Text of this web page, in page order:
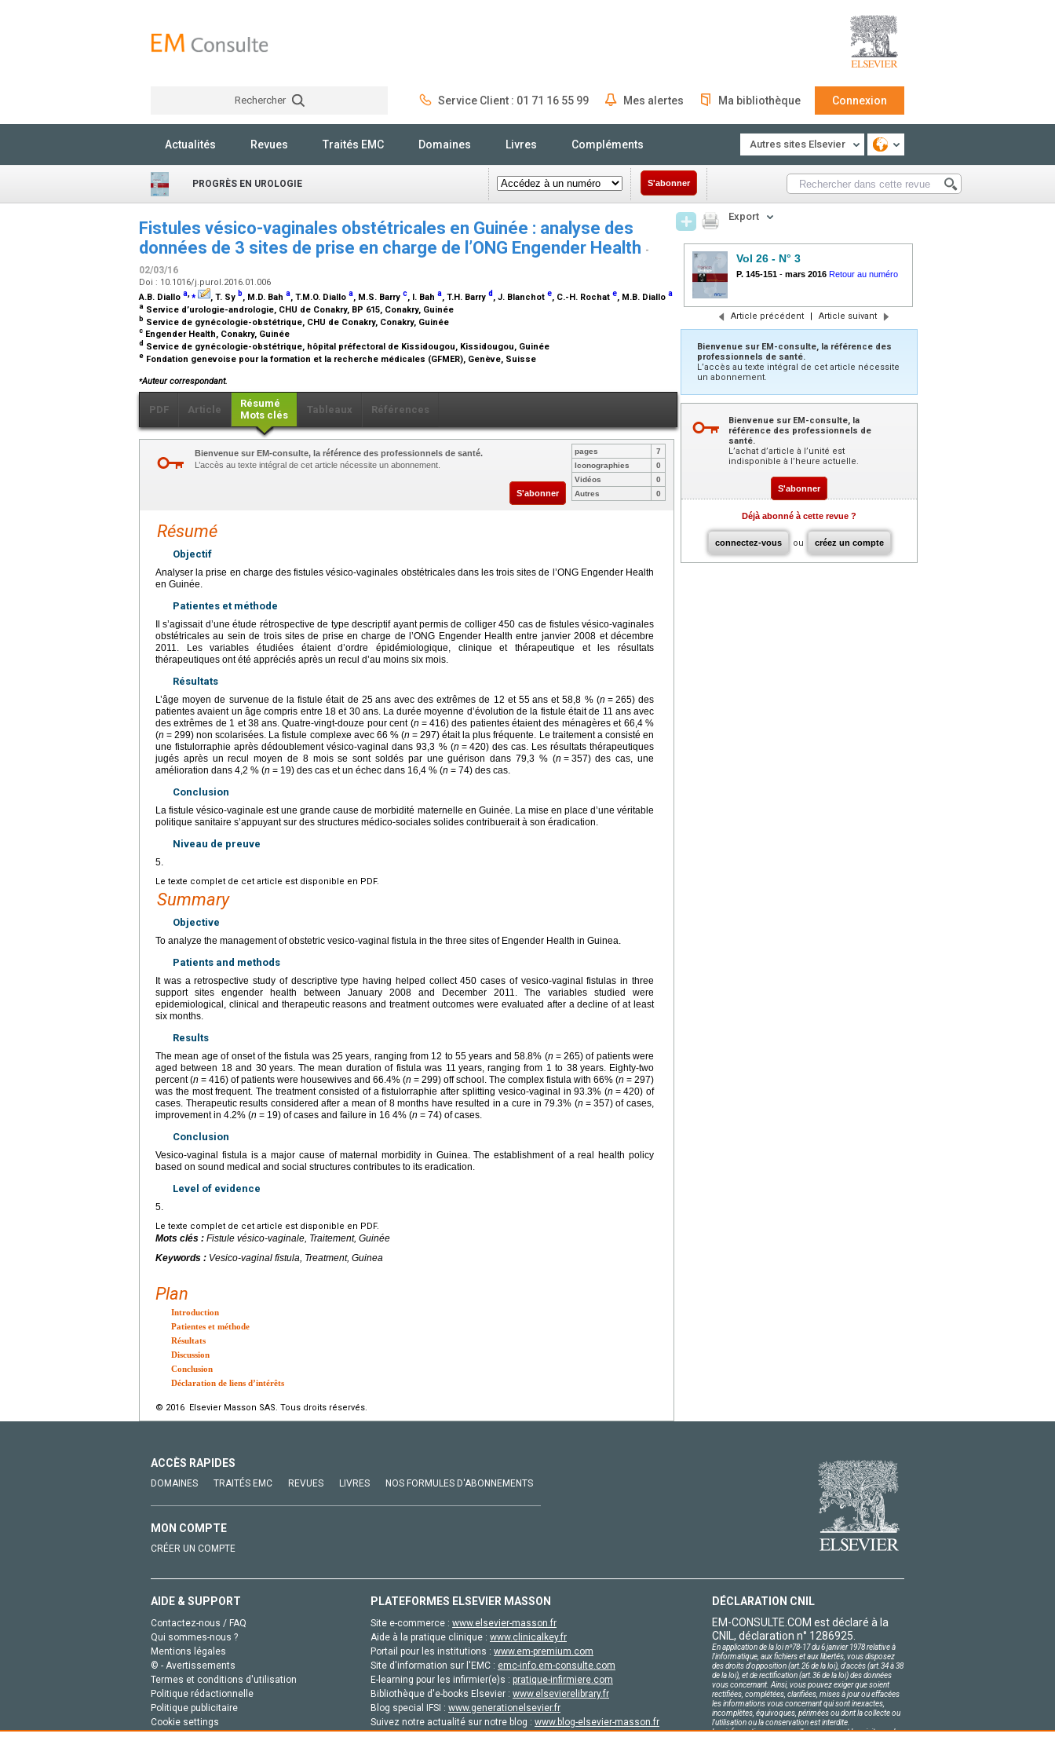
Rechercher Service Client : 01 71 16 55 99 Mes alertes Ma bibliothèque Connexion
Actualités Revues Traités EMC Domaines Livres Compléments Autres sites Elsevier
PROGRÈS EN UROLOGIE S'abonner
Fistules vésico-vaginales obstétricales en Guinée : analyse des
données de 3 sites de prise en charge de l’ONG Engender Health -
02/03/16
Doi : 10.1016/j.purol.2016.01.006
A.B. Diallo a,⁎ , T. Sy b, M.D. Bah a, T.M.O. Diallo a, M.S. Barry c, I. Bah a, T.H. Barry d , J. Blanchot e, C.-H. Rochat e, M.B. Diallo a
a Service d’urologie-andrologie, CHU de Conakry, BP 615, Conakry, Guinée
b Service de gynécologie-obstétrique, CHU de Conakry, Conakry, Guinée
c Engender Health, Conakry, Guinée
d Service de gynécologie-obstétrique, hôpital préfectoral de Kissidougou, Kissidougou, Guinée
e Fondation genevoise pour la formation et la recherche médicales (GFMER), Genève, Suisse
⁎Auteur correspondant.
PDF Article
Résumé
Mots clés
Tableaux Références
Bienvenue sur EM-consulte, la référence des professionnels de santé.
L’accès au texte intégral de cet article nécessite un abonnement.
S'abonner
pages
7
Iconographies
0
Vidéos
0
Autres
0
Résumé
Objectif
Analyser la prise en charge des fistules vésico-vaginales obstétricales dans les trois sites de l’ONG Engender Health
en Guinée.
Patientes et méthode
Il s’agissait d’une étude rétrospective de type descriptif ayant permis de colliger 450 cas de fistules vésico-vaginales
obstétricales au sein de trois sites de prise en charge de l’ONG Engender Health entre janvier 2008 et décembre
2011. Les variables étudiées étaient d’ordre épidémiologique, clinique et thérapeutique et les résultats
thérapeutiques ont été appréciés après un recul d’au moins six mois.
Résultats
L’âge moyen de survenue de la fistule était de 25 ans avec des extrêmes de 12 et 55 ans et 58,8 % (n = 265) des
patientes avaient un âge compris entre 18 et 30 ans. La durée moyenne d’évolution de la fistule était de 11 ans avec
des extrêmes de 1 et 38 ans. Quatre-vingt-douze pour cent (n = 416) des patientes étaient des ménagères et 66,4 %
(n = 299) non scolarisées. La fistule complexe avec 66 % (n = 297) était la plus fréquente. Le traitement a consisté en
une fistulorraphie après dédoublement vésico-vaginal dans 93,3 % (n = 420) des cas. Les résultats thérapeutiques
jugés après un recul moyen de 8 mois se sont soldés par une guérison dans 79,3 % (n = 357) des cas, une
amélioration dans 4,2 % (n = 19) des cas et un échec dans 16,4 % (n = 74) des cas.
Conclusion
La fistule vésico-vaginale est une grande cause de morbidité maternelle en Guinée. La mise en place d’une véritable
politique sanitaire s’appuyant sur des structures médico-sociales solides contribuerait à son éradication.
Niveau de preuve
5.
Le texte complet de cet article est disponible en PDF.
Summary
Objective
To analyze the management of obstetric vesico-vaginal fistula in the three sites of Engender Health in Guinea.
Patients and methods
It was a retrospective study of descriptive type having helped collect 450 cases of vesico-vaginal fistulas in three
support sites engender health between January 2008 and December 2011. The variables studied were
epidemiological, clinical and therapeutic reasons and treatment outcomes were evaluated after a decline of at least
six months.
Results
The mean age of onset of the fistula was 25 years, ranging from 12 to 55 years and 58.8% (n = 265) of patients were
aged between 18 and 30 years. The mean duration of fistula was 11 years, ranging from 1 to 38 years. Eighty-two
percent (n = 416) of patients were housewives and 66.4% (n = 299) off school. The complex fistula with 66% (n = 297)
was the most frequent. The treatment consisted of a fistulorraphie after splitting vesico-vaginal in 93.3% (n = 420) of
cases. Therapeutic results considered after a mean of 8 months have resulted in a cure in 79.3% (n = 357) of cases,
improvement in 4.2% (n = 19) of cases and failure in 16 4% (n = 74) of cases.
Conclusion
Vesico-vaginal fistula is a major cause of maternal morbidity in Guinea. The establishment of a real health policy
based on sound medical and social structures contributes to its eradication.
Level of evidence
5.
Le texte complet de cet article est disponible en PDF.
Mots clés : Fistule vésico-vaginale, Traitement, Guinée
Keywords : Vesico-vaginal fistula, Treatment, Guinea
Plan
Introduction
Patientes et méthode
Résultats
Discussion
Conclusion
Déclaration de liens d’intérêts
© 2016 Elsevier Masson SAS. Tous droits réservés.
Export
Vol 26 - N° 3
P. 145-151 - mars 2016 Retour au numéro
Article précédent | Article suivant
Bienvenue sur EM-consulte, la référence des
professionnels de santé.
L’accès au texte intégral de cet article nécessite
un abonnement.
Bienvenue sur EM-consulte, la
référence des professionnels de
santé.
L’achat d’article à l’unité est
indisponible à l’heure actuelle.
S'abonner
Déjà abonné à cette revue ?
connectez-vous ou créez un compte
ACCÈS RAPIDES
DOMAINES TRAITÉS EMC REVUES LIVRES NOS FORMULES D'ABONNEMENTS
MON COMPTE
CRÉER UN COMPTE
AIDE & SUPPORT
Contactez-nous / FAQ
Qui sommes-nous ?
Mentions légales
© - Avertissements
Termes et conditions d'utilisation
Politique rédactionnelle
Politique publicitaire
Cookie settings
PLATEFORMES ELSEVIER MASSON
Site e-commerce : www.elsevier-masson.fr
Aide à la pratique clinique : www.clinicalkey.fr
Portail pour les institutions : www.em-premium.com
Site d'information sur l'EMC : emc-info.em-consulte.com
E-learning pour les infirmier(e)s : pratique-infirmiere.com
Bibliothèque d'e-books Elsevier : www.elsevierelibrary.fr
Blog special IFSI : www.generationelsevier.fr
Suivez notre actualité sur notre blog : www.blog-elsevier-masson.fr
DÉCLARATION CNIL
EM-CONSULTE.COM est déclaré à la
CNIL, déclaration n° 1286925.
En application de la loi nº78-17 du 6 janvier 1978 relative à
l'informatique, aux fichiers et aux libertés, vous disposez
des droits d'opposition (art.26 de la loi), d'accès (art.34 à 38
de la loi), et de rectification (art.36 de la loi) des données
vous concernant. Ainsi, vous pouvez exiger que soient
rectifiées, complétées, clarifiées, mises à jour ou effacées
les informations vous concernant qui sont inexactes,
incomplètes, équivoques, périmées ou dont la collecte ou
l'utilisation ou la conservation est interdite.
Les informations personnelles concernant les visiteurs de